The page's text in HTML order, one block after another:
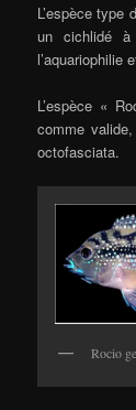
L’espèce
un cichlidé à
l’aquariophilie
L’espèce «
comme
octofasciata.
Rocio